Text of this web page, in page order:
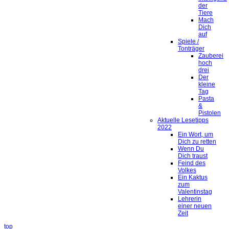
der
Tiere
Mach
Dich
auf
Spiele /
Tonträger
Zauberei
hoch
drei
Der
kleine
Tag
Pasta
&
Pistolen
Aktuelle Lesetipps
2022
Ein Wort, um
Dich zu retten
Wenn Du
Dich traust
Feind des
Volkes
Ein Kaktus
zum
Valentinstag
Lehrerin
einer neuen
Zeit
top